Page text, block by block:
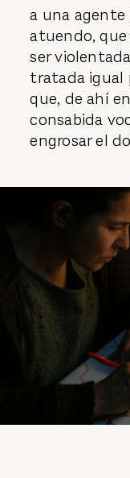
a una agente
atuendo,
ser
tratada igual
que, de ahí
consabida
engrosar el